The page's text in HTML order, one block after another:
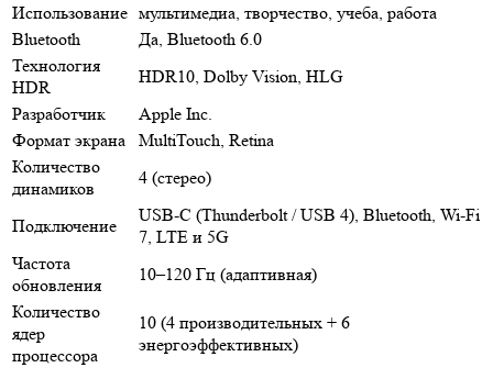
Использование мультимедиа, творчество, учеба, работа
Bluetooth
Да, Bluetooth 6.0
Технология
HDR
HDR10, Dolby Vision, HLG
Разработчик
Apple Inc.
Формат экрана
MultiTouch, Retina
Количество
динамиков
4 (стерео)
Подключение
USB-C (Thunderbolt / USB 4), Bluetooth, Wi‑Fi
7, LTE и 5G
Частота
обновления
10–120 Гц (адаптивная)
Количество
ядер
процессора
10 (4 производительных + 6
энергоэффективных)